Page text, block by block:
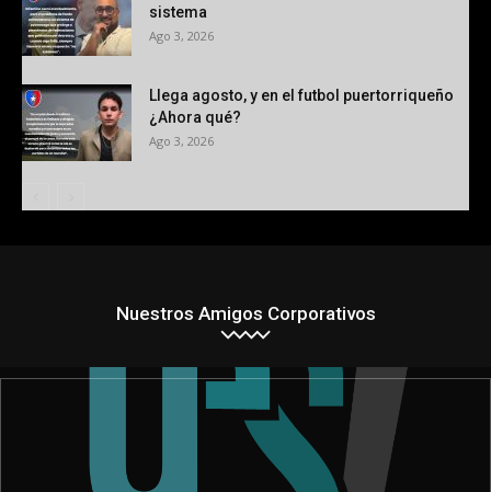
sistema
Ago 3, 2026
Llega agosto, y en el futbol puertorriqueño
¿Ahora qué?
Ago 3, 2026
Nuestros Amigos Corporativos